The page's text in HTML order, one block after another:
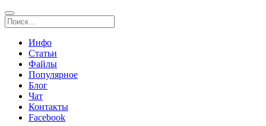
Инфо
Статьи
Файлы
Популярное
Блог
Чат
Контакты
Facebook